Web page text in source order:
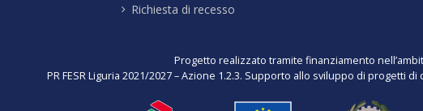
Richiesta di recesso
Progetto realizzato tramite finanziamento
PR FESR Liguria 2021/2027 – Azione 1.2.3. Supporto allo sviluppo di progetti